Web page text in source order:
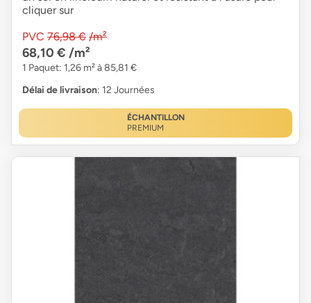
cliquer sur
PVC 76,98 € /m²
68,10 € /m²
1 Paquet: 1,26 m² à 85,81 €
Délai de livraison: 12 Journées
ÉCHANTILLON
PREMIUM